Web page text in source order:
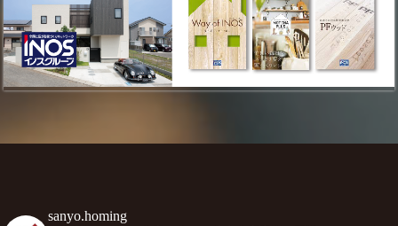
sanyo.homing